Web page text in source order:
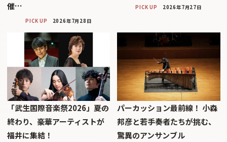
催…
PICK UP 2026年7月28日
PICK UP 2026年7月27日
「武生国際音楽祭2026」――夏の
終わり、豪華アーティストが
福井に集結！
パーカッション最前線！ 小森
邦彦と若手奏者たちが挑む、
驚異のアンサンブル